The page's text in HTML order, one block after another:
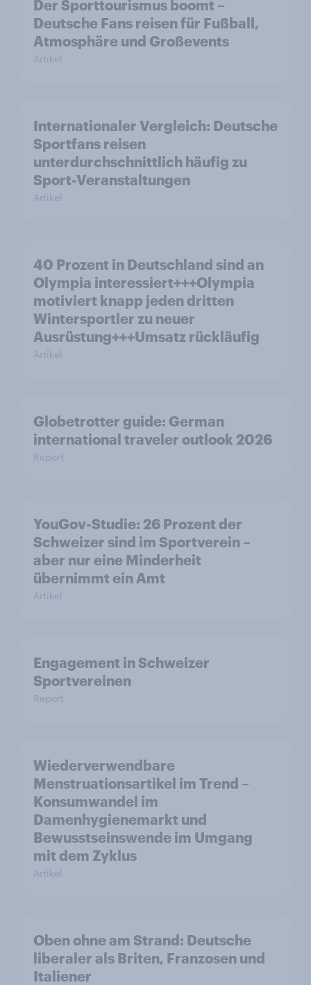
Der Sporttourismus boomt –
Deutsche Fans reisen für Fußball,
Atmosphäre und Großevents
Artikel
Internationaler Vergleich: Deutsche
Sportfans reisen
unterdurchschnittlich häufig zu
Sport-Veranstaltungen
Artikel
40 Prozent in Deutschland sind an
Olympia interessiert+++Olympia
motiviert knapp jeden dritten
Wintersportler zu neuer
Ausrüstung+++Umsatz rückläufig
Artikel
Globetrotter guide: German
international traveler outlook 2026
Report
YouGov-Studie: 26 Prozent der
Schweizer sind im Sportverein –
aber nur eine Minderheit
übernimmt ein Amt
Artikel
Engagement in Schweizer
Sportvereinen
Report
Wiederverwendbare
Menstruationsartikel im Trend –
Konsumwandel im
Damenhygienemarkt und
Bewusstseinswende im Umgang
mit dem Zyklus
Artikel
Oben ohne am Strand: Deutsche
liberaler als Briten, Franzosen und
Italiener